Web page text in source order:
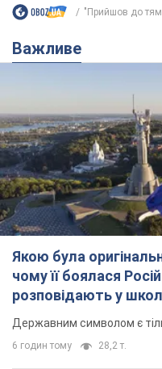
"Прийшов до
Важливе
Якою була
чому її боялася
розповідають у
Державним символом є
6 годин тому 28,2 т.